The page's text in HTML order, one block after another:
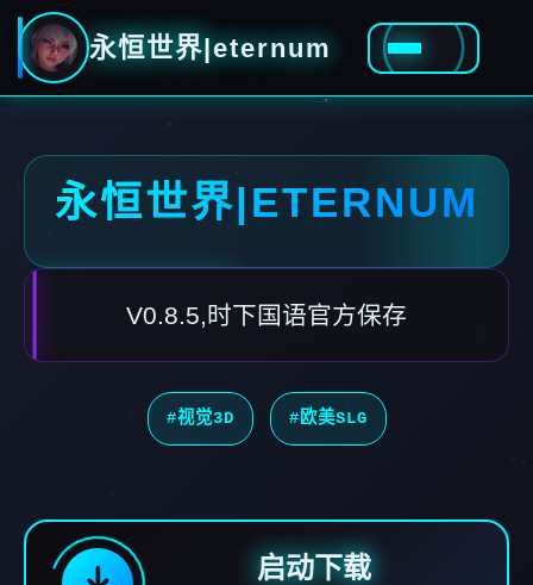
永恒世界|eternum
永恒世界|ETERNUM
V0.8.5,时下国语官方保存
#视觉3D #欧美SLG
启动下载